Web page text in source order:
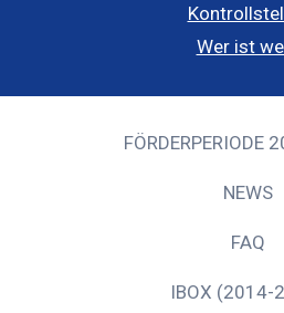
Wer ist
FÖRDERPERIODE
NEWS
FAQ
IBOX (2014-